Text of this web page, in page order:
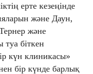
ерте кезеңінде
және Даун,
және
біткен
күн клиникасы»
бір күнде барлық